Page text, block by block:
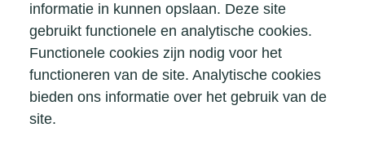
informatie in kunnen opslaan. Deze site
gebruikt functionele en analytische cookies.
Functionele cookies zijn nodig voor het
functioneren van de site. Analytische cookies
bieden ons informatie over het gebruik van de
site.